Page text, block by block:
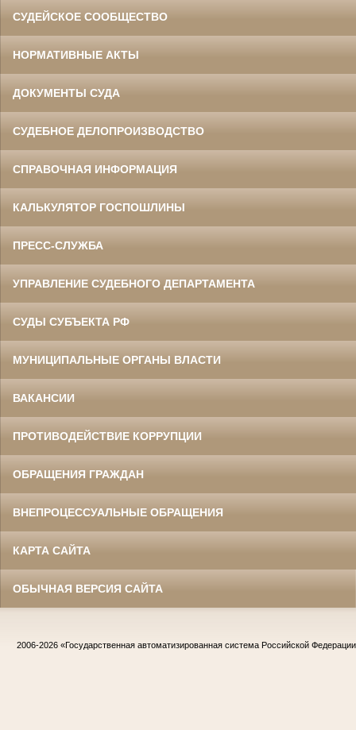
СУДЕЙСКОЕ СООБЩЕСТВО
НОРМАТИВНЫЕ АКТЫ
ДОКУМЕНТЫ СУДА
СУДЕБНОЕ ДЕЛОПРОИЗВОДСТВО
СПРАВОЧНАЯ ИНФОРМАЦИЯ
КАЛЬКУЛЯТОР ГОСПОШЛИНЫ
ПРЕСС-СЛУЖБА
УПРАВЛЕНИЕ СУДЕБНОГО ДЕПАРТАМЕНТА
СУДЫ СУБЪЕКТА РФ
МУНИЦИПАЛЬНЫЕ ОРГАНЫ ВЛАСТИ
ВАКАНСИИ
ПРОТИВОДЕЙСТВИЕ КОРРУПЦИИ
ОБРАЩЕНИЯ ГРАЖДАН
ВНЕПРОЦЕССУАЛЬНЫЕ ОБРАЩЕНИЯ
КАРТА САЙТА
ОБЫЧНАЯ ВЕРСИЯ САЙТА
2006-2026 «Государственная автоматизированная система Российской